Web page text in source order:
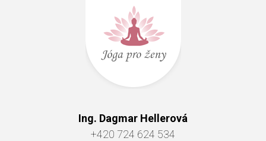
Ing. Dagmar Hellerová
+420 724 624 534